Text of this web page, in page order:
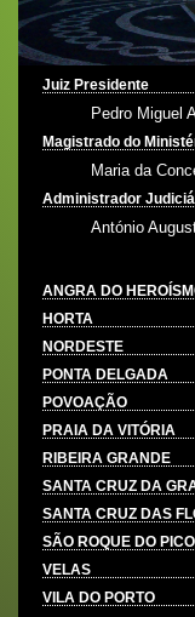
Juiz Presidente
Pedro Miguel
Magistrado do
Maria da
Administrador
António
ANGRA DO
HORTA
NORDESTE
PONTA DELGADA
POVOAÇÃO
PRAIA DA VITÓRIA
RIBEIRA GRANDE
SANTA CRUZ DA
SANTA CRUZ DAS
SÃO ROQUE DO PICO
VELAS
VILA DO PORTO